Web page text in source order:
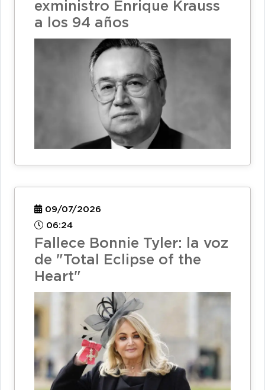
exministro Enrique Krauss
a los 94 años
09/07/2026
06:24
Fallece Bonnie Tyler: la voz
de "Total Eclipse of the
Heart"